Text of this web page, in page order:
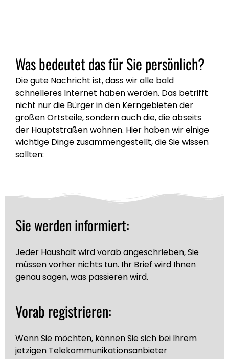
Was bedeutet das für Sie persönlich?
Die gute Nachricht ist, dass wir alle bald
schnelleres Internet haben werden. Das betrifft
nicht nur die Bürger in den Kerngebieten der
großen Ortsteile, sondern auch die, die abseits
der Hauptstraßen wohnen. Hier haben wir einige
wichtige Dinge zusammengestellt, die Sie wissen
sollten:
Sie werden informiert:
Jeder Haushalt wird vorab angeschrieben, Sie
müssen vorher nichts tun. Ihr Brief wird Ihnen
genau sagen, was passieren wird.
Vorab registrieren:
Wenn Sie möchten, können Sie sich bei Ihrem
jetzigen Telekommunikationsanbieter